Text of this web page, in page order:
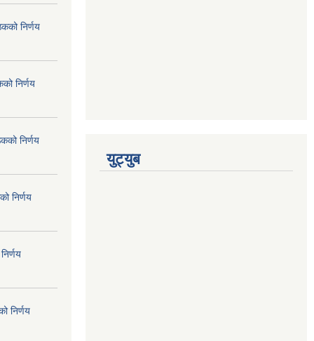
निर्णय
निर्णय
निर्णय
निर्णय
निर्णय
युट्युब